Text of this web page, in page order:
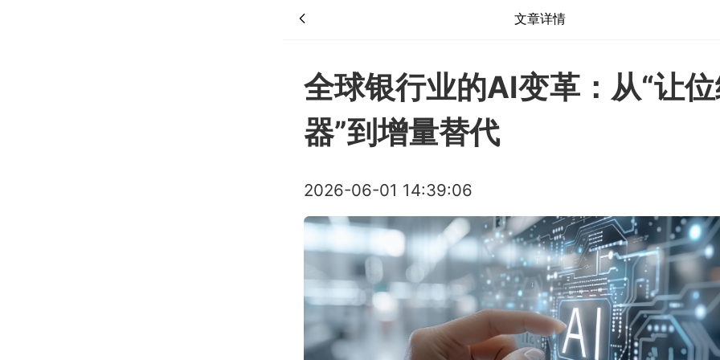
文章详情
全球银行业的AI变革：从“让
器”到增量替代
2026-06-01 14:39:06